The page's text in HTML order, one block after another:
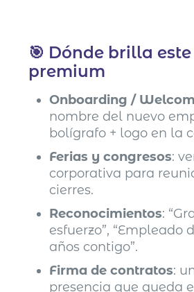
🎯 Dónde brilla
premium
Onboarding /
nombre del nuevo
bolígrafo + logo en la
Ferias y congresos:
corporativa para
cierres.
Reconocimientos:
esfuerzo”, “Empleado
años contigo”.
Firma de contratos:
presencia que queda